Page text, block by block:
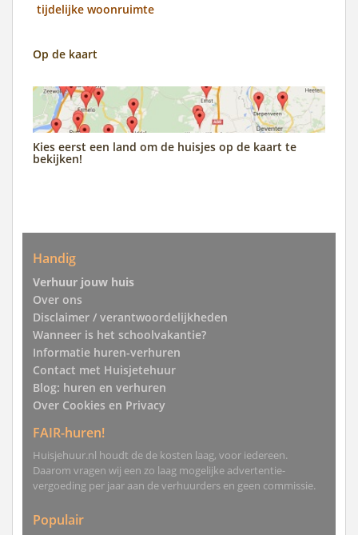
tijdelijke woonruimte
Op de kaart
Kies eerst een land om de huisjes op de kaart te
bekijken!
Handig
Verhuur jouw huis
Over ons
Disclaimer / verantwoordelijkheden
Wanneer is het schoolvakantie?
Informatie huren-verhuren
Contact met Huisjetehuur
Blog: huren en verhuren
Over Cookies en Privacy
FAIR-huren!
Huisjehuur.nl houdt de de kosten laag, voor iedereen.
Daarom vragen wij een zo laag mogelijke advertentie-
vergoeding per jaar aan de verhuurders en geen commissie.
Populair